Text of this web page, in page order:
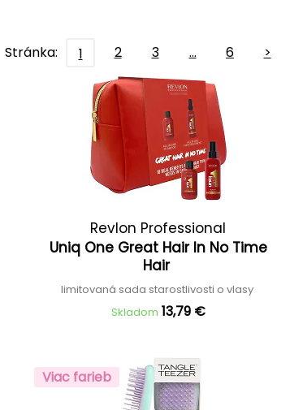
Stránka: 1 2 3 … 6 >
Revlon Professional
Uniq One Great Hair In No Time
Hair
limitovaná sada starostlivosti o vlasy
Skladom 13,79 €
Viac farieb